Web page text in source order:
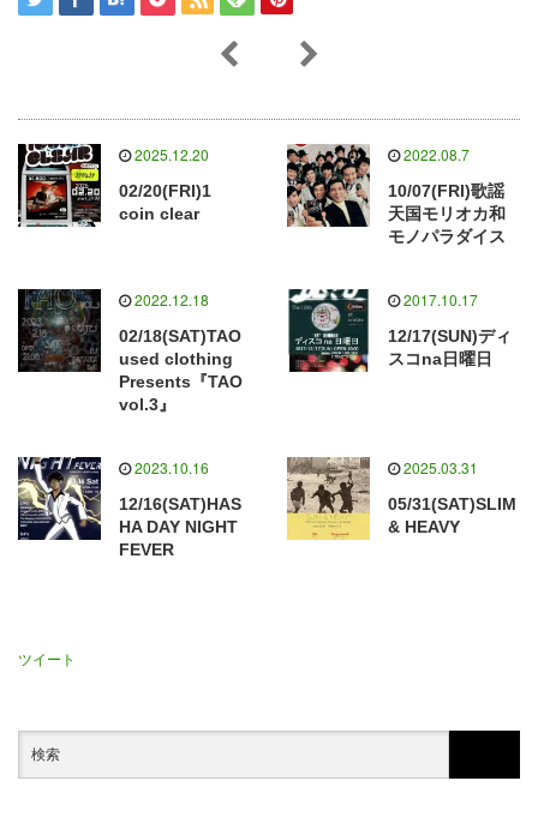
2025.12.20
02/20(FRI)1
coin clear
2022.08.7
10/07(FRI)歌謡
天国モリオカ和
モノパラダイス
2022.12.18
02/18(SAT)TAO
used clothing
Presents『TAO
vol.3』
2017.10.17
12/17(SUN)ディ
スコna日曜日
2023.10.16
12/16(SAT)HAS
HA DAY NIGHT
FEVER
2025.03.31
05/31(SAT)SLIM
& HEAVY
ツイート